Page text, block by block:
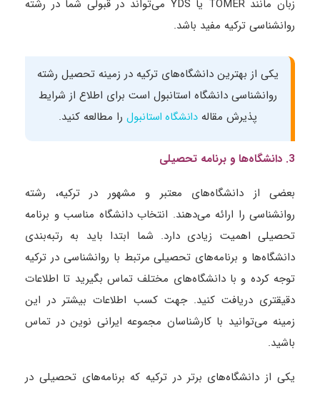
زبان مانند TOMER یا YDS می‌تواند در قبولی شما در رشته
روانشناسی ترکیه مفید باشد.
یکی از بهترین دانشگاه‌های ترکیه در زمینه تحصیل رشته
روانشناسی دانشگاه استانبول است برای اطلاع از شرایط
پذیرش مقاله دانشگاه استانبول را مطالعه کنید.
3. دانشگاه­‌ها و برنامه تحصیلی
بعضی از دانشگاه‌های معتبر و مشهور در ترکیه، رشته
روانشناسی را ارائه می‌دهند. انتخاب دانشگاه مناسب و برنامه
تحصیلی اهمیت زیادی دارد. شما ابتدا باید به رتبه‌بندی
دانشگاه‌ها و برنامه‌های تحصیلی مرتبط با روانشناسی در ترکیه
توجه کرده و با دانشگاه‌های مختلف تماس بگیرید تا اطلاعات
دقیق­تری دریافت کنید. جهت کسب اطلاعات بیشتر در این
زمینه می‌توانید با کارشناسان مجموعه ایرانی نوین در تماس
باشید.
یکی از دانشگاه‌های برتر در ترکیه که برنامه‌های تحصیلی در